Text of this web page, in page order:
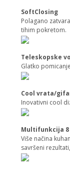
SoftClosing
Polagano
tihim pokretom.
Teleskopske
Glatko
Cool vrata/
Inovativni cool
Multifunkcija 8
Više načina
savršeni